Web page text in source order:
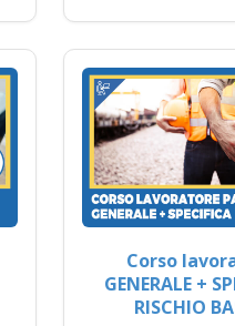
Corso
GENERALE +
RISCHIO